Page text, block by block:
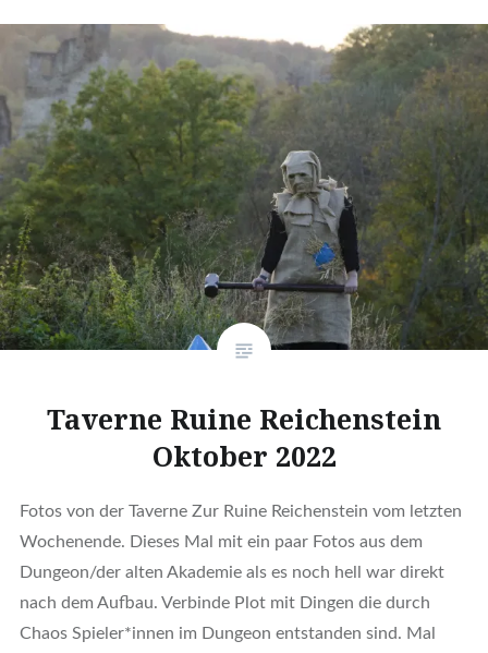
Taverne Ruine Reichenstein
Oktober 2022
Fotos von der Taverne Zur Ruine Reichenstein vom letzten
Wochenende. Dieses Mal mit ein paar Fotos aus dem
Dungeon/der alten Akademie als es noch hell war direkt
nach dem Aufbau. Verbinde Plot mit Dingen die durch
Chaos Spieler*innen im Dungeon entstanden sind. Mal